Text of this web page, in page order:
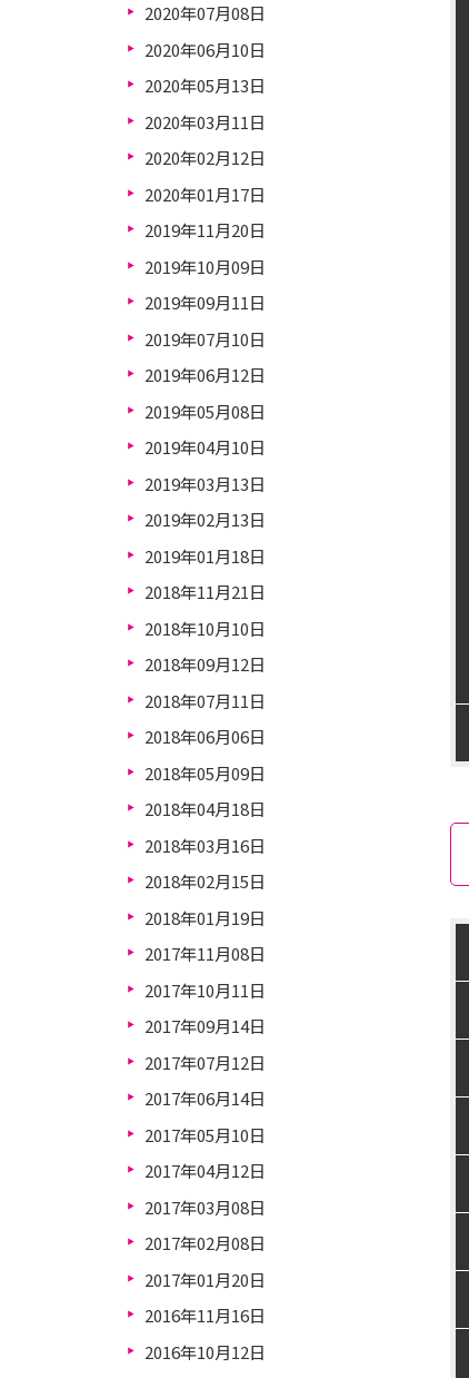
2020年07月08日
2020年06月10日
2020年05月13日
2020年03月11日
2020年02月12日
2020年01月17日
2019年11月20日
2019年10月09日
2019年09月11日
2019年07月10日
2019年06月12日
2019年05月08日
2019年04月10日
2019年03月13日
2019年02月13日
2019年01月18日
2018年11月21日
2018年10月10日
2018年09月12日
2018年07月11日
2018年06月06日
2018年05月09日
2018年04月18日
2018年03月16日
2018年02月15日
2018年01月19日
2017年11月08日
2017年10月11日
2017年09月14日
2017年07月12日
2017年06月14日
2017年05月10日
2017年04月12日
2017年03月08日
2017年02月08日
2017年01月20日
2016年11月16日
2016年10月12日